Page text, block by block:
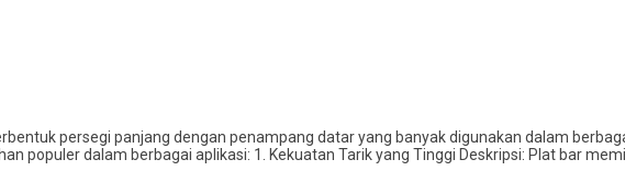
persegi panjang dengan penampang datar yang banyak digunakan dalam
populer dalam berbagai aplikasi: 1. Kekuatan Tarik yang Tinggi Deskripsi: Plat bar